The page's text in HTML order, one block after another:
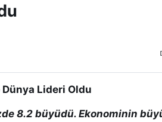
Lideri Oldu
8.2 büyüdü. Ekonominin